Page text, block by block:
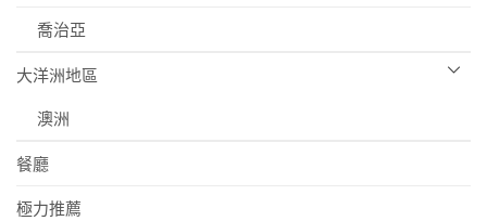
喬治亞
大洋洲地區
澳洲
餐廳
極力推薦